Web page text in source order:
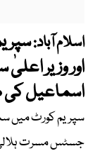
اسلام آباد:
اور وزیر
اسماعیل کی
سپریم کورٹ میں
جسٹس مسرت